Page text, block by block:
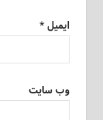
ایمیل*
وب‌ سایت